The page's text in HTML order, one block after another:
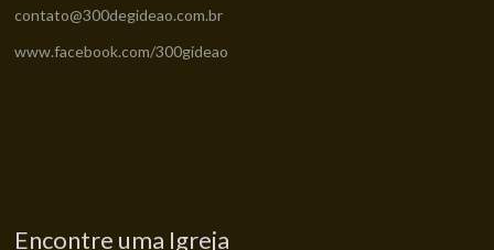
contato@300degideao.com.br
www.facebook.com/300gideao
Encontre uma Igreja